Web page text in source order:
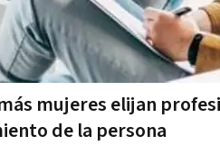
mujeres elijan
de la persona